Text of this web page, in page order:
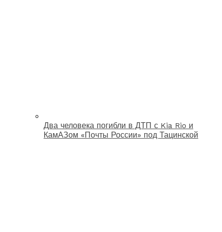
Два человека погибли в ДТП с Kia Rio и
КамАЗом «Почты России» под Тацинской